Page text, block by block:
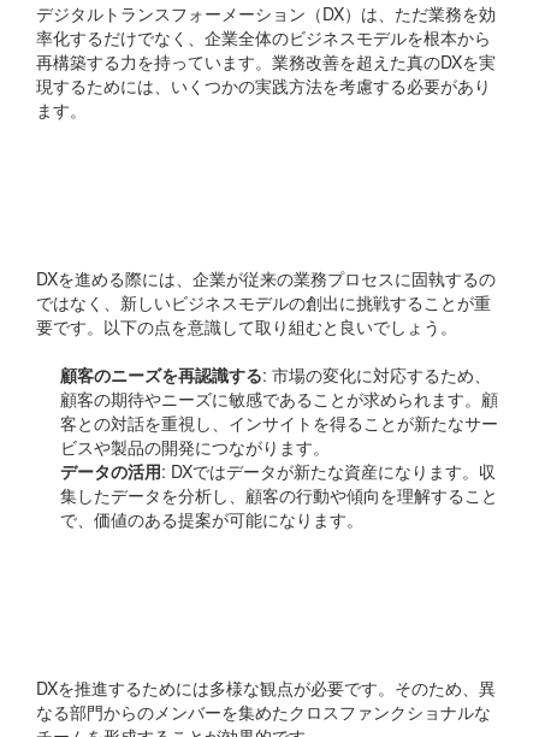
デジタルトランスフォーメーション（DX）は、ただ業務を効
率化するだけでなく、企業全体のビジネスモデルを根本から
再構築する力を持っています。業務改善を超えた真のDXを実
現するためには、いくつかの実践方法を考慮する必要があり
ます。
DXを進める際には、企業が従来の業務プロセスに固執するの
ではなく、新しいビジネスモデルの創出に挑戦することが重
要です。以下の点を意識して取り組むと良いでしょう。
顧客のニーズを再認識する: 市場の変化に対応するため、
顧客の期待やニーズに敏感であることが求められます。顧
客との対話を重視し、インサイトを得ることが新たなサー
ビスや製品の開発につながります。
データの活用: DXではデータが新たな資産になります。収
集したデータを分析し、顧客の行動や傾向を理解すること
で、価値のある提案が可能になります。
DXを推進するためには多様な観点が必要です。そのため、異
なる部門からのメンバーを集めたクロスファンクショナルな